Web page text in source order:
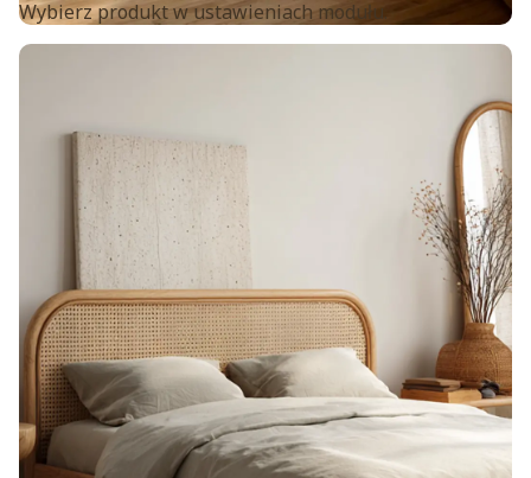
Wybierz produkt w ustawieniach modułu.